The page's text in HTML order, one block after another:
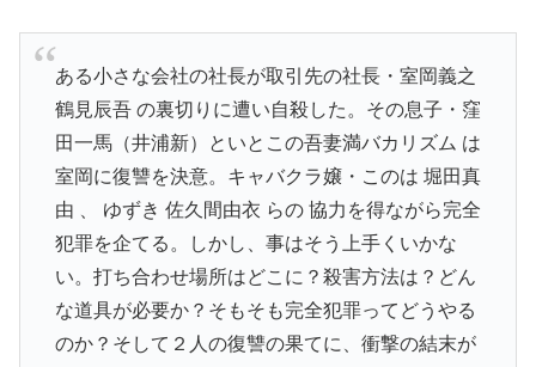
ある小さな会社の社長が取引先の社長・室岡義之
鶴見辰吾 の裏切りに遭い自殺した。その息子・窪
田一馬（井浦新）といとこの吾妻満バカリズム は
室岡に復讐を決意。キャバクラ嬢・このは 堀田真
由 、 ゆずき 佐久間由衣 らの 協力を得ながら完全
犯罪を企てる。しかし、事はそう上手くいかな
い。打ち合わせ場所はどこに？殺害方法は？どん
な道具が必要か？そもそも完全犯罪ってどうやる
のか？そして２人の復讐の果てに、衝撃の結末が